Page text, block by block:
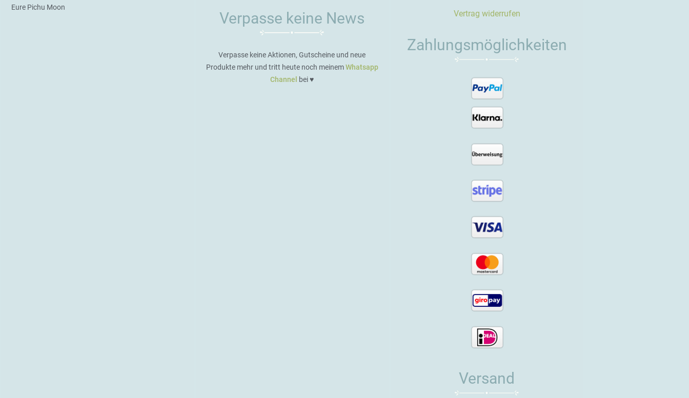
Eure Pichu Moon
Verpasse keine News
Verpasse keine Aktionen, Gutscheine und neue
Produkte mehr und tritt heute noch meinemWhatsapp
Channel
bei ♥️
Vertrag widerrufen
Zahlungsmöglichkeiten
Versand